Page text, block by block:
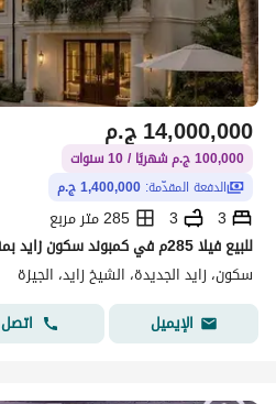
ج.م14,000,000
100,000 ج.م شهريًا / 10 سنوات
الدفعة المقدّمة: 1,400,000 ج.م
3
3
285 متر مربع
سكون، زايد الجديدة، الشيخ زايد، الجيزة
الإيميل
اتصل